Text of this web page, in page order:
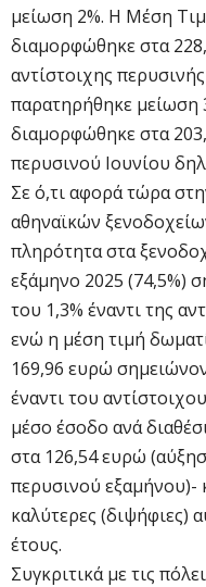
μείωση 2%. Η Μέση
διαμορφώθηκε στα
αντίστοιχης
παρατηρήθηκε μείωση
διαμορφώθηκε στα
περυσινού Ιουνίου
Σε ό,τι αφορά τώρα
αθηναϊκών
πληρότητα στα
εξάμηνο 2025 (74,5%)
του 1,3% έναντι της
ενώ η μέση τιμή
169,96 ευρώ
έναντι του
μέσο έσοδο ανά
στα 126,54 ευρώ
περυσινού εξαμήνου)-
καλύτερες (διψήφιες)
έτους.
Συγκριτικά με τις